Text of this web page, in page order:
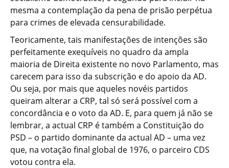
mesma a contemplação da pena de prisão perpétua
para crimes de elevada censurabilidade.
Teoricamente, tais manifestações de intenções são
perfeitamente exequíveis no quadro da ampla
maioria de Direita existente no novo Parlamento, mas
carecem para isso da subscrição e do apoio da AD.
Ou seja, por mais que aqueles novéis partidos
queiram alterar a CRP, tal só será possível com a
concordância e o voto da AD. E, para quem já não se
lembrar, a actual CRP é também a Constituição do
PSD – o partido dominante da actual AD – uma vez
que, na votação final global de 1976, o parceiro CDS
votou contra ela.